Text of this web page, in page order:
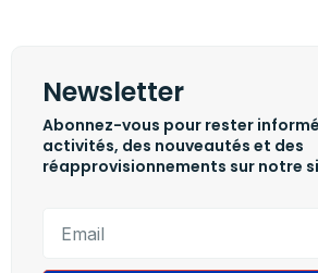
Newsletter
Abonnez-vous pour rester
activités, des nouveautés et des
réapprovisionnements sur notre